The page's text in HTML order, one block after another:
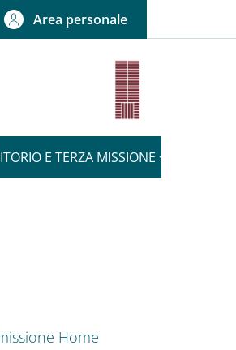
LINGUA: CURRENT LANGUAGE
Area personale
E TERZA MISSIONE
NAVIGATION
Home